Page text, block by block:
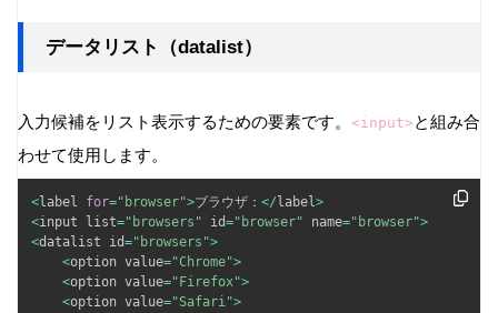
データリスト（datalist）
入力候補をリスト表示するための要素です。 <input> と組み合
わせて使用します。
<label for="browser">ブラウザ： </ label>
<input list="browsers" id="browser" name="browser">
<datalist id="browsers">
<option value="Chrome">
<option value="Firefox">
<option value="Safari">